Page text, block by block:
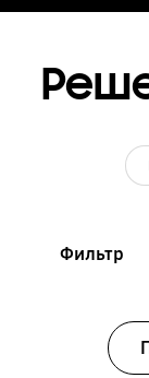
Фильтр